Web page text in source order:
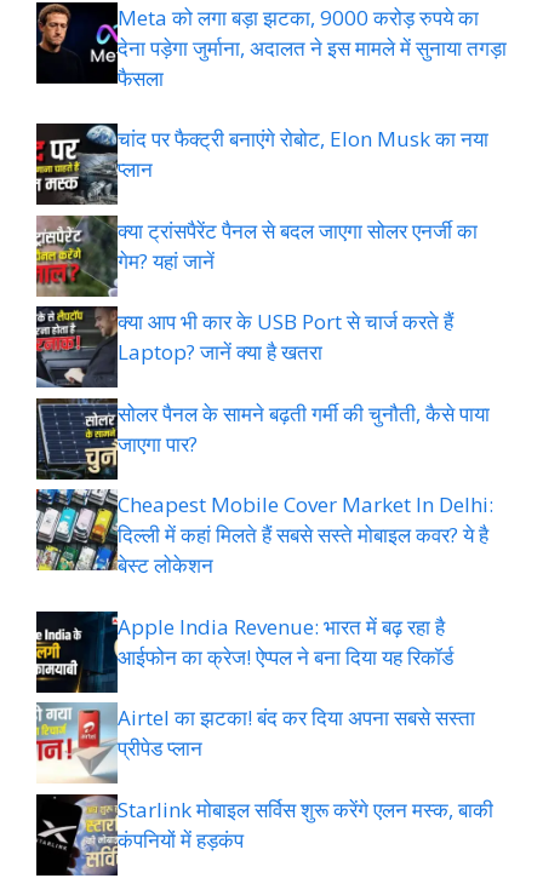
Meta को लगा बड़ा झटका, 9000 करोड़ रुपये का
देना पड़ेगा जुर्माना, अदालत ने इस मामले में सुनाया तगड़ा
फैसला
चांद पर फैक्ट्री बनाएंगे रोबोट, Elon Musk का नया
प्लान
क्या ट्रांसपैरेंट पैनल से बदल जाएगा सोलर एनर्जी का
गेम? यहां जानें
क्या आप भी कार के USB Port से चार्ज करते हैं
Laptop? जानें क्या है खतरा
सोलर पैनल के सामने बढ़ती गर्मी की चुनौती, कैसे पाया
जाएगा पार?
Cheapest Mobile Cover Market In Delhi:
दिल्ली में कहां मिलते हैं सबसे सस्ते मोबाइल कवर? ये है
बेस्ट लोकेशन
Apple India Revenue: भारत में बढ़ रहा है
आईफोन का क्रेज! ऐप्पल ने बना दिया यह रिकॉर्ड
Airtel का झटका! बंद कर दिया अपना सबसे सस्ता
प्रीपेड प्लान
Starlink मोबाइल सर्विस शुरू करेंगे एलन मस्क, बाकी
कंपनियों में हड़कंप